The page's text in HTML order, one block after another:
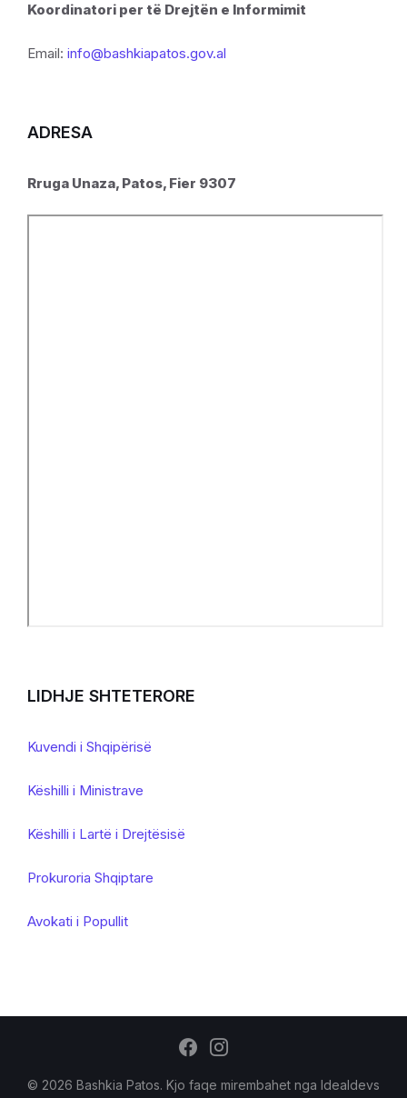
Koordinatori per të Drejtën e Informimit
Email: info@bashkiapatos.gov.al
ADRESA
Rruga Unaza, Patos, Fier 9307
LIDHJE SHTETERORE
Kuvendi i Shqipërisë
Këshilli i Ministrave
Këshilli i Lartë i Drejtësisë
Prokuroria Shqiptare
Avokati i Popullit
© 2026 Bashkia Patos. Kjo faqe mirembahet nga Idealdevs